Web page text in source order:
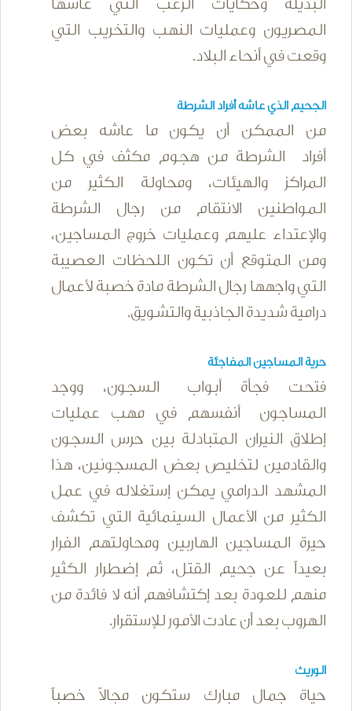
البديلة وحكايات الرعب التي عاشها
المصريون وعمليات النهب والتخريب التي
وقعت في أنحاء البلاد.
الجحيم الذي عاشه أفراد الشرطة
من الممكن أن يكون ما عاشه بعض
أفراد الشرطة من هجوم مكثف في كل
المراكز والهيئات، ومحاولة الكثير من
المواطنين الانتقام من رجال الشرطة
والإعتداء عليهم وعمليات خروج المساجين،
ومن المتوقع أن تكون اللحظات العصيبة
التي واجهها رجال الشرطة مادة خصبة لأعمال
درامية شديدة الجاذبية والتشويق.
حرية المساجين المفاجئة
فتحت فجأة أبواب السجون، ووجد
المساجون أنفسهم في مهب عمليات
إطلاق النيران المتبادلة بين حرس السجون
والقادمين لتخليص بعض المسجونين، هذا
المشهد الدرامي يمكن إستغلاله في عمل
الكثير من الأعمال السينمائية التي تكشف
حيرة المساجين الهاربين ومحاولتهم الفرار
بعيداً عن جحيم القتل، ثم إضطرار الكثير
منهم للعودة بعد إكتشافهم أنه لا فائدة من
الهروب بعد أن عادت الأمور للإستقرار.
الوريث
حياة جمال مبارك ستكون مجالاً خصباً